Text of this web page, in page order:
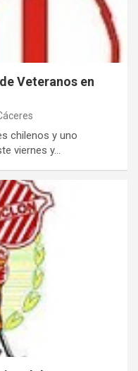
Veteranos en
chilenos y uno
viernes y…